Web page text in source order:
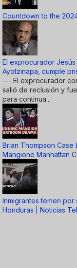
Countdown to the
El exprocurador
Ayotzinapa, cumple
--- El exprocurador
salió de reclusión y
para continua...
Brian Thompson Case
Mangione Manhattan
Inmigrantes temen
Honduras | Noticias